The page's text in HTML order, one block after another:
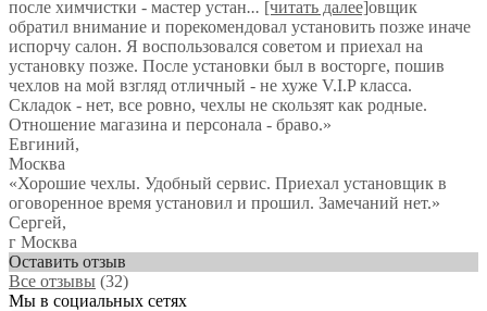
после химчистки - мастер устан... [читать далее]овщик
обратил внимание и порекомендовал установить позже иначе
испорчу салон. Я воспользовался советом и приехал на
установку позже. После установки был в восторге, пошив
чехлов на мой взгляд отличный - не хуже V.I.P класса.
Складок - нет, все ровно, чехлы не скользят как родные.
Отношение магазина и персонала - браво.»
Евгиний,
Москва
«Хорошие чехлы. Удобный сервис. Приехал установщик в
оговоренное время установил и прошил. Замечаний нет.»
Сергей,
г Москва
Оставить отзыв
Все отзывы (32)
Мы в социальных сетях